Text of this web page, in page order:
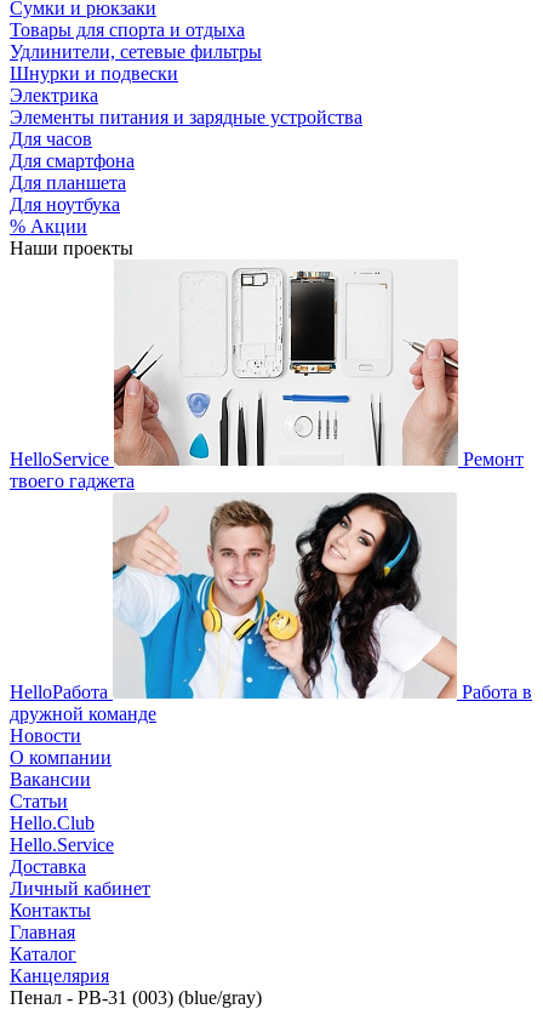
Сумки и рюкзаки
Товары для спорта и отдыха
Удлинители, сетевые фильтры
Шнурки и подвески
Электрика
Элементы питания и зарядные устройства
Для часов
Для смартфона
Для планшета
Для ноутбука
% Акции
Наши проекты
HelloService
Ремонт
твоего гаджета
HelloРабота
Работа в
дружной команде
Новости
О компании
Вакансии
Статьи
Hello.Club
Hello.Service
Доставка
Личный кабинет
Контакты
Главная
Каталог
Канцелярия
Пенал - PB-31 (003) (blue/gray)